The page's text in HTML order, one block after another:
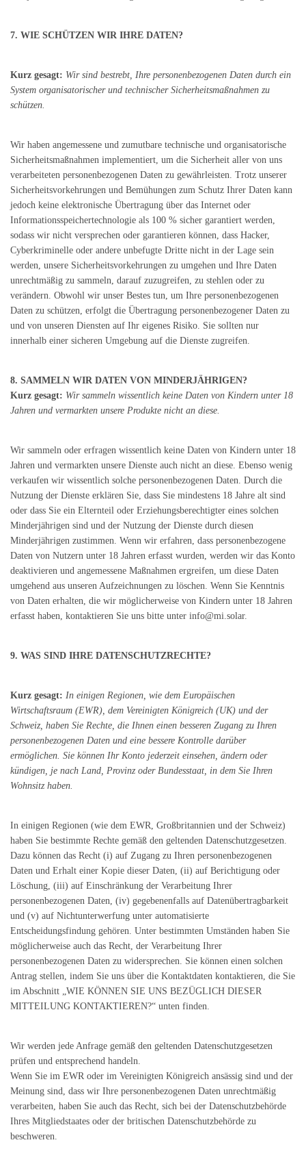
7. WIE SCHÜTZEN WIR IHRE DATEN?
Kurz gesagt: Wir sind bestrebt, Ihre personenbezogenen Daten durch ein
System organisatorischer und technischer Sicherheitsmaßnahmen zu
schützen.
Wir haben angemessene und zumutbare technische und organisatorische
Sicherheitsmaßnahmen implementiert, um die Sicherheit aller von uns
verarbeiteten personenbezogenen Daten zu gewährleisten. Trotz unserer
Sicherheitsvorkehrungen und Bemühungen zum Schutz Ihrer Daten kann
jedoch keine elektronische Übertragung über das Internet oder
Informationsspeichertechnologie als 100 % sicher garantiert werden,
sodass wir nicht versprechen oder garantieren können, dass Hacker,
Cyberkriminelle oder andere unbefugte Dritte nicht in der Lage sein
werden, unsere Sicherheitsvorkehrungen zu umgehen und Ihre Daten
unrechtmäßig zu sammeln, darauf zuzugreifen, zu stehlen oder zu
verändern. Obwohl wir unser Bestes tun, um Ihre personenbezogenen
Daten zu schützen, erfolgt die Übertragung personenbezogener Daten zu
und von unseren Diensten auf Ihr eigenes Risiko. Sie sollten nur
innerhalb einer sicheren Umgebung auf die Dienste zugreifen.
8. SAMMELN WIR DATEN VON MINDERJÄHRIGEN?
Kurz gesagt: Wir sammeln wissentlich keine Daten von Kindern unter 18
Jahren und vermarkten unsere Produkte nicht an diese.
Wir sammeln oder erfragen wissentlich keine Daten von Kindern unter 18
Jahren und vermarkten unsere Dienste auch nicht an diese. Ebenso wenig
verkaufen wir wissentlich solche personenbezogenen Daten. Durch die
Nutzung der Dienste erklären Sie, dass Sie mindestens 18 Jahre alt sind
oder dass Sie ein Elternteil oder Erziehungsberechtigter eines solchen
Minderjährigen sind und der Nutzung der Dienste durch diesen
Minderjährigen zustimmen. Wenn wir erfahren, dass personenbezogene
Daten von Nutzern unter 18 Jahren erfasst wurden, werden wir das Konto
deaktivieren und angemessene Maßnahmen ergreifen, um diese Daten
umgehend aus unseren Aufzeichnungen zu löschen. Wenn Sie Kenntnis
von Daten erhalten, die wir möglicherweise von Kindern unter 18 Jahren
erfasst haben, kontaktieren Sie uns bitte unter info@mi.solar.
9. WAS SIND IHRE DATENSCHUTZRECHTE?
Kurz gesagt: In einigen Regionen, wie dem Europäischen
Wirtschaftsraum (EWR), dem Vereinigten Königreich (UK) und der
Schweiz, haben Sie Rechte, die Ihnen einen besseren Zugang zu Ihren
personenbezogenen Daten und eine bessere Kontrolle darüber
ermöglichen. Sie können Ihr Konto jederzeit einsehen, ändern oder
kündigen, je nach Land, Provinz oder Bundesstaat, in dem Sie Ihren
Wohnsitz haben.
In einigen Regionen (wie dem EWR, Großbritannien und der Schweiz)
haben Sie bestimmte Rechte gemäß den geltenden Datenschutzgesetzen.
Dazu können das Recht (i) auf Zugang zu Ihren personenbezogenen
Daten und Erhalt einer Kopie dieser Daten, (ii) auf Berichtigung oder
Löschung, (iii) auf Einschränkung der Verarbeitung Ihrer
personenbezogenen Daten, (iv) gegebenenfalls auf Datenübertragbarkeit
und (v) auf Nichtunterwerfung unter automatisierte
Entscheidungsfindung gehören. Unter bestimmten Umständen haben Sie
möglicherweise auch das Recht, der Verarbeitung Ihrer
personenbezogenen Daten zu widersprechen. Sie können einen solchen
Antrag stellen, indem Sie uns über die Kontaktdaten kontaktieren, die Sie
im Abschnitt „WIE KÖNNEN SIE UNS BEZÜGLICH DIESER
MITTEILUNG KONTAKTIEREN?“ unten finden.
Wir werden jede Anfrage gemäß den geltenden Datenschutzgesetzen
prüfen und entsprechend handeln.
Wenn Sie im EWR oder im Vereinigten Königreich ansässig sind und der
Meinung sind, dass wir Ihre personenbezogenen Daten unrechtmäßig
verarbeiten, haben Sie auch das Recht, sich bei der Datenschutzbehörde
Ihres Mitgliedstaates oder der britischen Datenschutzbehörde zu
beschweren.